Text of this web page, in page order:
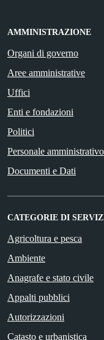
AMMINISTRAZIONE
Organi di governo
Aree amministrative
Uffici
Enti e fondazioni
Politici
Personale amministrativo
Documenti e Dati
CATEGORIE DI
Agricoltura e pesca
Ambiente
Anagrafe e stato civile
Appalti pubblici
Autorizzazioni
Catasto e urbanistica